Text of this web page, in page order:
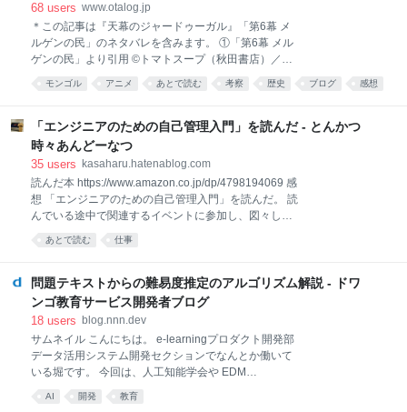
68 users www.otalog.jp
＊この記事は『天幕のジャードゥーガル』「第6幕 メ
ルゲンの民」のネタバレを含みます。 ①「第6幕 メル
ゲンの民」より引用 ©︎トマトスープ（秋田書店）／天
幕のジャードゥーガル製作委員会 anime-
jaadugar.com www.youtube.com トマトスープ原作／
ゥーガル』は，モンゴル帝国を舞台とした大河アニメ
ーションである。歴史に翻弄される女性たちの壮絶な
生き様を，日本のマンガらしい柔らかなタッチで描い
「第6幕 メルゲンの民」は，チンギス・カンの第三皇
子オゴタイの妻・ドレゲネが，主人公・シタラ（ファ
ーティマ）に自らの過去と帝国への憎悪を語る重要回
である。脚本は『パズドラ』（2018年-）などの佐藤
モンゴル アニメ あとで読む 考察 歴史 ブログ 感想
「エンジニアのための自己管理入門」を読んだ - とんかつ
時々あんどーなつ
35 users
kasaharu.hatenablog.com
読んだ本 https://www.amazon.co.jp/dp/4798194069 感
想 「エンジニアのための自己管理入門」を読んだ。 読
んでいる途中で関連するイベントに参加し、図々しく
もサインまで頂いてしまったので簡単に感想を書く。
最近なんとなくワクワクしながら働いている感覚がな
て良いのか？もっといい働き方があるのではないか？
というところから「自己管理」というタイトルに引か
れて手に取った。 この本では、以下の 5 つの切り口で
ト タスク・タイムマネジメント アンガー・ストレスマ
ネジメント スキルマネジメント キャリアマネジメント
どの章もよかったが、ここでは特に次の 2 つに言及す
る。 モチベーションマネジメント もともと、モチベー
あとで読む 仕事
問題テキストからの難易度推定のアルゴリズム解説 - ドワ
ンゴ教育サービス開発者ブログ
18 users blog.nnn.dev
サムネイル こんにちは。 e-learningプロダクト開発部
データ活用システム開発セクションでなんとか働いて
いる堀です。 今回は、人工知能学会や EDM
2026（Festival of Learning）で発表した、テキストか
ら問題の難しさを推定する研究について解説します。
AI 開発 教育